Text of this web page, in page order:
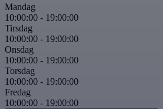
Mandag
10:00:00 - 19:00:00
Tirsdag
10:00:00 - 19:00:00
Onsdag
10:00:00 - 19:00:00
Torsdag
10:00:00 - 19:00:00
Fredag
10:00:00 - 19:00:00